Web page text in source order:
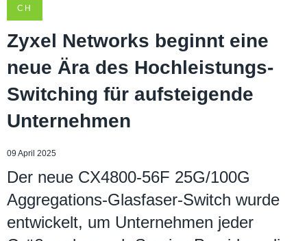
CH
Zyxel Networks beginnt eine
neue Ära des Hochleistungs-
Switching für aufsteigende
Unternehmen
09 April 2025
Der neue CX4800-56F 25G/100G
Aggregations-Glasfaser-Switch wurde
entwickelt, um Unternehmen jeder